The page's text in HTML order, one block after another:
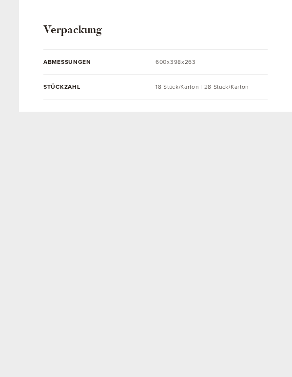
Verpackung
ABMESSUNGEN 600x398x263
STÜCKZAHL 18 Stück/Karton | 28 Stück/Karton